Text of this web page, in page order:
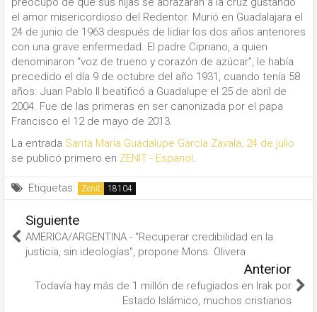
el amor misericordioso del Redentor. Murió en Guadalajara el
24 de junio de 1963 después de lidiar los dos años anteriores
con una grave enfermedad. El padre Cipriano, a quien
denominaron “voz de trueno y corazón de azúcar”, le había
precedido el día 9 de octubre del año 1931, cuando tenía 58
años. Juan Pablo II beatificó a Guadalupe el 25 de abril de
2004. Fue de las primeras en ser canonizada por el papa
Francisco el 12 de mayo de 2013.
La entrada Santa María Guadalupe García Zavala, 24 de julio
se publicó primero en ZENIT - Espanol.
Etiquetas: Zenit
Siguiente
AMERICA/ARGENTINA - "Recuperar credibilidad en la
justicia, sin ideologías", propone Mons. Olivera
Anterior
Todavía hay más de 1 millón de refugiados en Irak por
Estado Islámico, muchos cristianos